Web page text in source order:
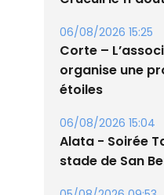
06/08/2026 15:25
Corte –
organise une
étoiles
06/08/2026 15:04
Alata - Soirée
stade de San